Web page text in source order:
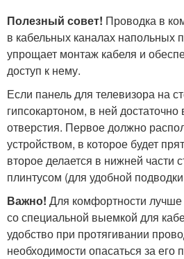
Полезный совет! Проводка в
в кабельных каналах напольных
упрощает монтаж кабеля и
доступ к нему.
Если панель для телевизора на
гипсокартоном, в ней
отверстия. Первое должно
устройством, в которое будет
второе делается в нижней части
плинтусом (для удобной подводки
Важно! Для комфортности лучше
со специальной выемкой для
удобство при протягивании
необходимости опасаться за его